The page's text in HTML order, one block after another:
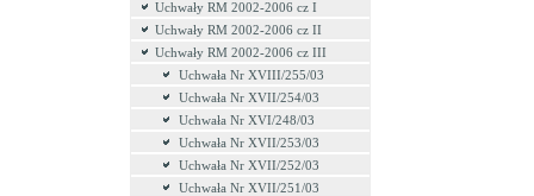
Uchwały RM 2002-2006 cz I
Uchwały RM 2002-2006 cz II
Uchwały RM 2002-2006 cz III
Uchwała Nr XVIII/255/03
Uchwała Nr XVII/254/03
Uchwała Nr XVI/248/03
Uchwała Nr XVII/253/03
Uchwała Nr XVII/252/03
Uchwała Nr XVII/251/03